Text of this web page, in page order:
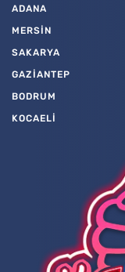
ADANA
MERSİN
SAKARYA
GAZİANTEP
BODRUM
KOCAELİ